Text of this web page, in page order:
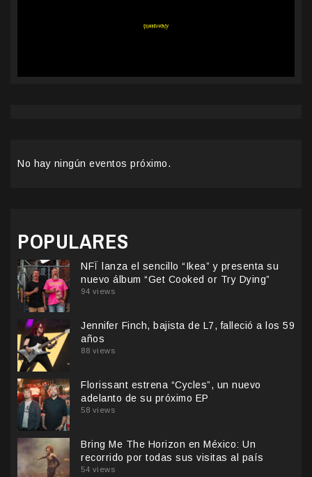
No hay ningún eventos próximo.
POPULARES
NFÏ lanza el sencillo “Ikea” y presenta su
nuevo álbum “Get Cooked or Try Dying”
94 views
Jennifer Finch, bajista de L7, falleció a los 59
años
88 views
Florissant estrena “Cycles”, un nuevo
adelanto de su próximo EP
58 views
Bring Me The Horizon en México: Un
recorrido por todas sus visitas al país
54 views